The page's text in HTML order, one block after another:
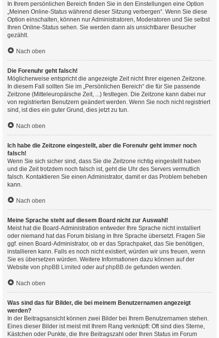
In Ihrem persönlichen Bereich finden Sie in den Einstellungen eine Option
„Meinen Online-Status während dieser Sitzung verbergen“. Wenn Sie diese
Option einschalten, können nur Administratoren, Moderatoren und Sie selbst
Ihren Online-Status sehen. Sie werden dann als unsichtbarer Besucher
gezählt.
Nach oben
Die Forenuhr geht falsch!
Möglicherweise entspricht die angezeigte Zeit nicht Ihrer eigenen Zeitzone.
In diesem Fall sollten Sie im „Persönlichen Bereich“ die für Sie passende
Zeitzone (Mitteleuropäische Zeit, ...) festlegen. Die Zeitzone kann dabei nur
von registrierten Benutzern geändert werden. Wenn Sie noch nicht registriert
sind, ist dies ein guter Grund, dies jetzt zu tun.
Nach oben
Ich habe die Zeitzone eingestellt, aber die Forenuhr geht immer noch
falsch!
Wenn Sie sich sicher sind, dass Sie die Zeitzone richtig eingestellt haben
und die Zeit trotzdem noch falsch ist, geht die Uhr des Servers vermutlich
falsch. Kontaktieren Sie einen Administrator, damit er das Problem beheben
kann.
Nach oben
Meine Sprache steht auf diesem Board nicht zur Auswahl!
Meist hat die Board-Administration entweder Ihre Sprache nicht installiert
oder niemand hat das Forum bislang in Ihre Sprache übersetzt. Fragen Sie
ggf. einen Board-Administrator, ob er das Sprachpaket, das Sie benötigen,
installieren kann. Falls es noch nicht existiert, würden wir uns freuen, wenn
Sie es übersetzen würden. Weitere Informationen dazu können auf der
Website von phpBB Limited oder aufphpBB.de gefunden werden.
Nach oben
Was sind das für Bilder, die bei meinem Benutzernamen angezeigt
werden?
In der Beitragsansicht können zwei Bilder bei Ihrem Benutzernamen stehen.
Eines dieser Bilder ist meist mit Ihrem Rang verknüpft: Oft sind dies Sterne,
Kästchen oder Punkte, die Ihre Beitragszahl oder Ihren Status im Forum